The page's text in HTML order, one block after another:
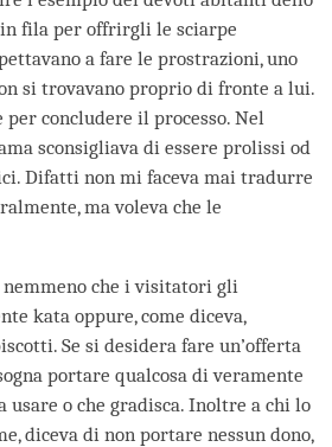
fila per offrirgli le sciarpe
a fare le prostrazioni, uno
si trovavano proprio di fronte a lui.
per concludere il processo. Nel
sconsigliava di essere prolissi od
Difatti non mi faceva mai tradurre
ma voleva che le
nemmeno che i visitatori gli
kata oppure, come diceva,
Se si desidera fare un’offerta
portare qualcosa di veramente
usare o che gradisca. Inoltre a chi lo
diceva di non portare nessun dono,